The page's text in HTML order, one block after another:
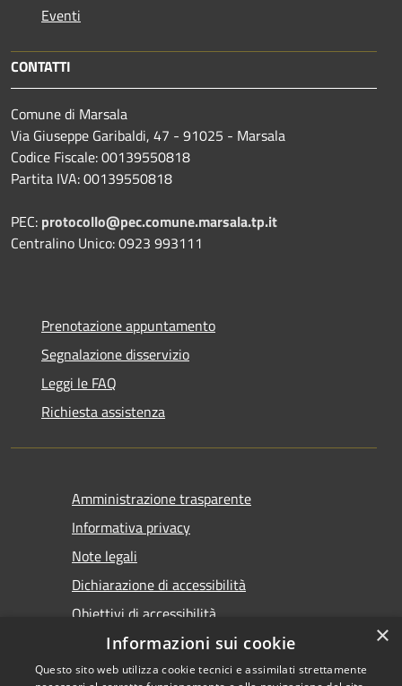
Eventi
CONTATTI
Comune di Marsala
Via Giuseppe Garibaldi, 47 - 91025 - Marsala
Codice Fiscale: 00139550818
Partita IVA: 00139550818
PEC: protocollo@pec.comune.marsala.tp.it
Centralino Unico: 0923 993111
Prenotazione appuntamento
Segnalazione disservizio
Leggi le FAQ
Richiesta assistenza
Amministrazione trasparente
Informativa privacy
Note legali
Dichiarazione di accessibilità
Obiettivi di accessibilità
×
Informazioni sui cookie
Questo sito web utilizza cookie tecnici e assimilati strettamente